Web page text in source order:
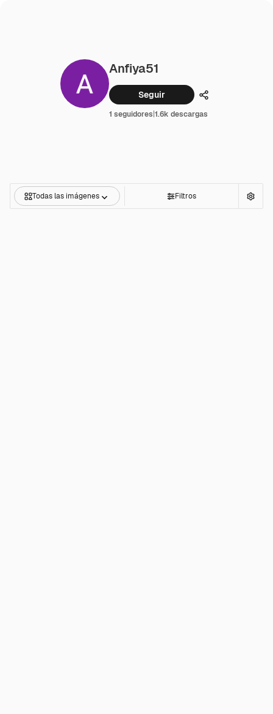
Anfiya51
Seguir Compartir
1 seguidores|1.6k descargas
Todas las imágenes Filtros